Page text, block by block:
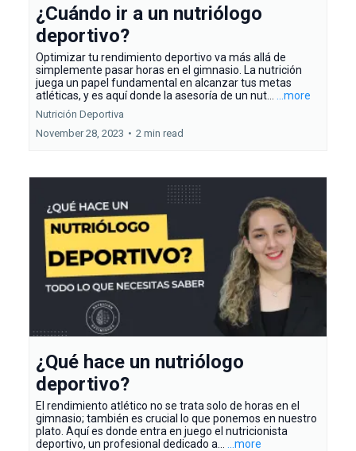
¿Cuándo ir a un nutriólogo
deportivo?
Optimizar tu rendimiento deportivo va más allá de
simplemente pasar horas en el gimnasio. La nutrición
juega un papel fundamental en alcanzar tus metas
atléticas, y es aquí donde la asesoría de un nut...
...more
Nutrición Deportiva
November 28, 2023 • 2 min read
¿Qué hace un nutriólogo
deportivo?
El rendimiento atlético no se trata solo de horas en el
gimnasio; también es crucial lo que ponemos en nuestro
plato. Aquí es donde entra en juego el nutricionista
deportivo, un profesional dedicado a...
...more